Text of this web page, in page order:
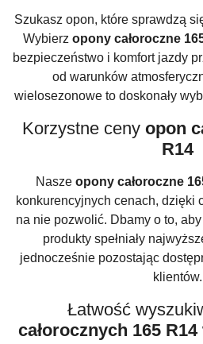
Szukasz opon, które sprawdzą
Wybierz opony całoroczne
bezpieczeństwo i komfort jazdy
od warunków
wielosezonowe to doskonały
Korzystne ceny opon
R14
Nasze opony całoroczne
konkurencyjnych cenach, dzięki
na nie pozwolić. Dbamy o to,
produkty spełniały
jednocześnie pozostając
klientów.
Łatwość
całorocznych 165 R14